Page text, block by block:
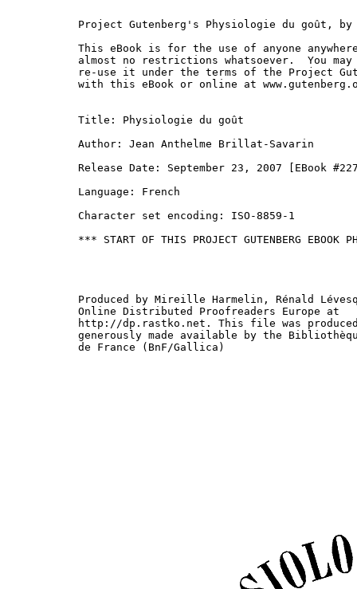
Project Gutenberg's Physiologie du goût,
This eBook is for the use of anyone
almost no restrictions whatsoever.  You
re-use it under the terms of the Project
with this eBook or online at
Title: Physiologie du goût
Author: Jean Anthelme Brillat-Savarin
Release Date: September 23, 2007 [EBook
Language: French
Character set encoding: ISO-8859-1
*** START OF THIS PROJECT GUTENBERG EBOOK
Produced by Mireille Harmelin, Rénald
Online Distributed Proofreaders Europe at
http://dp.rastko.net. This file was produced
generously made available by the
de France (BnF/Gallica)